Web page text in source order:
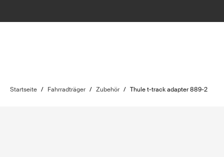
Startseite / Fahrradträger / Zubehör / Thule t-track adapter 889-2